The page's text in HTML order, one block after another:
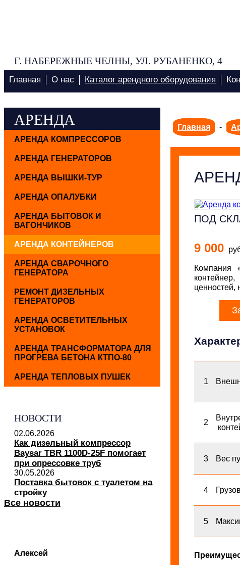
Г. НАБЕРЕЖНЫЕ ЧЕЛНЫ, УЛ. РУБАНЕНКО, 4
Главная О нас Каталог арендного оборудования
Главная -
ПОД
9 000
Компания
ценностей,
1
2
3 Вес
4
5
АРЕНДА
АРЕНДА КОМПРЕССОРОВ
АРЕНДА ГЕНЕРАТОРОВ
АРЕНДА ВЫШКИ-ТУР
АРЕНДА ОПАЛУБКИ
АРЕНДА БЫТОВОК И
ВАГОНЧИКОВ
АРЕНДА КОНТЕЙНЕРОВ
АРЕНДА СВАРОЧНОГО
ГЕНЕРАТОРА
РЕМОНТ ДИЗЕЛЬНЫХ
ГЕНЕРАТОРОВ
АРЕНДА ОСВЕТИТЕЛЬНЫХ
УСТАНОВОК
АРЕНДА ТРАНСФОРМАТОРА ДЛЯ
ПРОГРЕВА БЕТОНА КТПО-80
АРЕНДА ТЕПЛОВЫХ ПУШЕК
НОВОСТИ
02.06.2026
Как дизельный компрессор
Baysar TBR 1100D-25F помогает
при опрессовке труб
30.05.2026
Поставка бытовок с туалетом на
стройку
Все новости
Алексей